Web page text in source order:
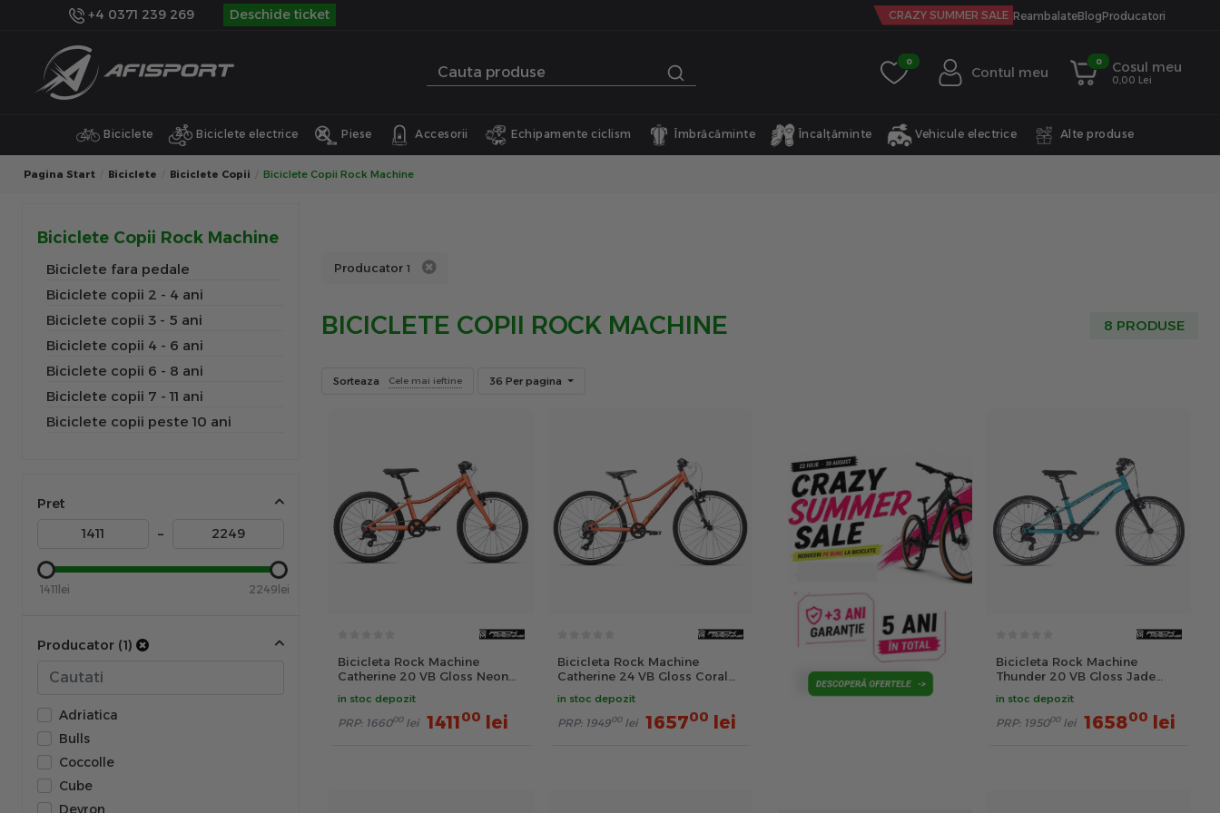
+4 0371 239 269 Deschide ticket CRAZY SUMMER SALE ReambalateBlogProducatori
0
Contul meu
0 Cosul meu
0,00 Lei
Biciclete Biciclete electrice Piese Accesorii Echipamente ciclism Îmbrăcăminte Încalțăminte Vehicule electrice Alte produse
Pagina Start Biciclete Biciclete Copii Biciclete Copii Rock Machine
Biciclete Copii Rock Machine
Biciclete fara pedale
Biciclete copii 2 - 4 ani
Biciclete copii 3 - 5 ani
Biciclete copii 4 - 6 ani
Biciclete copii 6 - 8 ani
Biciclete copii 7 - 11 ani
Biciclete copii peste 10 ani
Pret
–
1411lei 2249lei
Producator (1)
Adriatica
Bulls
Coccolle
Cube
Devron
Producator 1
BICICLETE COPII ROCK MACHINE 8 PRODUSE
Sorteaza Cele mai ieftine 36 Per pagina
Bicicleta Rock Machine
Catherine 20 VB Gloss Neon
in stoc depozit
PRP: 166000 lei 141100 lei
Bicicleta Rock Machine
Catherine 24 VB Gloss Coral
in stoc depozit
PRP: 194900 lei 165700 lei
Bicicleta Rock Machine
Thunder 20 VB Gloss Jade
in stoc depozit
PRP: 195000 lei 165800 lei